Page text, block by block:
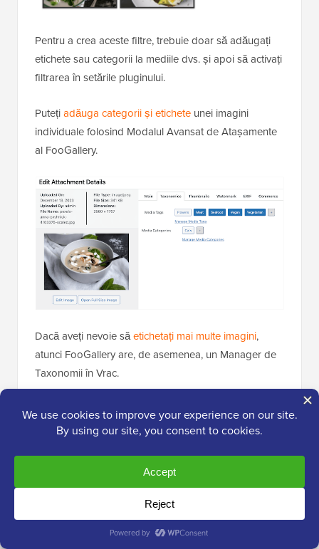
Pentru a crea aceste filtre, trebuie doar să adăugați
etichete sau categorii la mediile dvs. și apoi să activați
filtrarea în setările pluginului.
Putețiadăuga categorii și etichete unei imagini
individuale folosind Modalul Avansat de Atașamente
al FooGallery.
Dacă aveți nevoie săetichetați mai multe imagini,
atunci FooGallery are, de asemenea, un Manager de
Taxonomii în Vrac.
Acest lucru vă permite să aplicați aceeași etichetă mai
multor imagini.